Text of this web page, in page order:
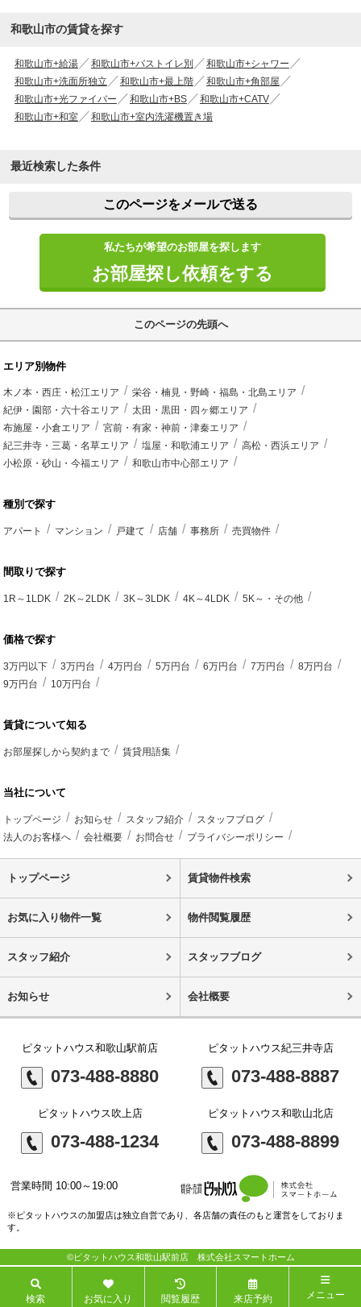
和歌山市の賃貸を探す
和歌山市+給湯 和歌山市+バストイレ別
和歌山市+シャワー
和歌山市+洗面所独立
和歌山市+最上階
和歌山市+角部屋
和歌山市+光ファイバー
和歌山市+BS
和歌山市+CATV
和歌山市+和室
和歌山市+室内洗濯機置き場
最近検索した条件
このページをメールで送る
私たちが希望のお部屋を探します
お部屋探し依頼をする
このページの先頭へ
エリア別物件
木ノ本・西庄・松江エリア
栄谷・楠見・野崎・福島・北島エリア
紀伊・園部・六十谷エリア
太田・黒田・四ヶ郷エリア
布施屋・小倉エリア
宮前・有家・神前・津秦エリア
紀三井寺・三葛・名草エリア
塩屋・和歌浦エリア
高松・西浜エリア
小松原・砂山・今福エリア
和歌山市中心部エリア
種別で探す
アパート マンション 戸建て 店舗 事務所 売買物件
間取りで探す
1R～1LDK 2K～2LDK 3K～3LDK 4K～4LDK 5K～・その他
価格で探す
3万円以下 3万円台 4万円台 5万円台 6万円台 7万円台
8万円台
9万円台
10万円台
賃貸について知る
お部屋探しから契約まで 賃貸用語集
当社について
トップページ お知らせ スタッフ紹介
スタッフブログ
法人のお客様へ
会社概要 お問合せ プライバシーポリシー
トップページ 賃貸物件検索
お気に入り物件一覧 物件閲覧履歴
スタッフ紹介 スタッフブログ
お知らせ 会社概要
ピタットハウス和歌山駅前店
073-488-8880
ピタットハウス紀三井寺店
073-488-8887
ピタットハウス吹上店
073-488-1234
ピタットハウス和歌山北店
073-488-8899
営業時間 10:00～19:00
※ピタットハウスの加盟店は独立自営であり、各店舗の責任のもと運営をしておりま
す。
©ピタットハウス和歌山駅前店 株式会社スマートホーム
検索 お気に入り 閲覧履歴 来店予約 メニュー